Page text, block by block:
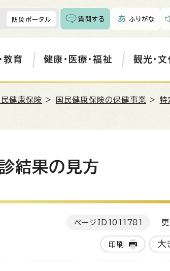
防災ポータル 質問する ふりがな
教育 健康・医療・福祉 観光・文
民健康保険 > 国民健康保険の保健事業 > 特
結果の見方
ページID 1011781 更
印刷 大